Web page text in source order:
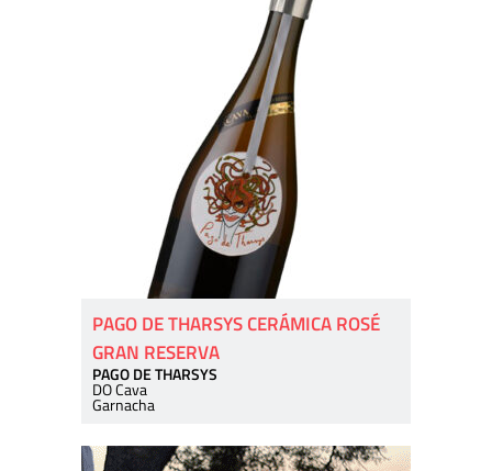
PAGO DE THARSYS CERÁMICA ROSÉ
GRAN RESERVA
PAGO DE THARSYS
DO Cava
Garnacha